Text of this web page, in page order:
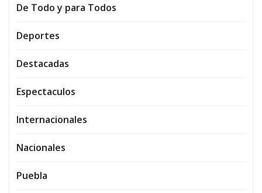
De Todo y para Todos
Deportes
Destacadas
Espectaculos
Internacionales
Nacionales
Puebla